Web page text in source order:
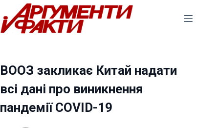
Перейти
до
вмісту
ВООЗ закликає Китай надати
всі дані про виникнення
пандемії COVID-19